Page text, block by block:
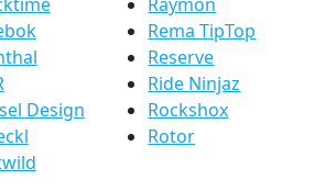
Rema TipTop
Reserve
Ride Ninjaz
Design
Rockshox
Rotor